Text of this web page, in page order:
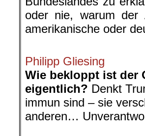
oder nie, warum der
amerikanische oder
Philipp Gliesing
Wie bekloppt ist der
eigentlich? Denkt
immun sind – sie
anderen…